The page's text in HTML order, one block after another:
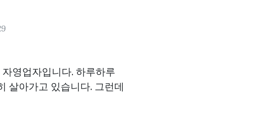
영업자입니다. 하루하루
살아가고 있습니다. 그런데